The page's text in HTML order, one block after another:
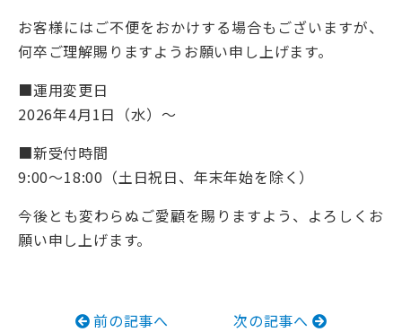
お客様にはご不便をおかけする場合もございますが、
何卒ご理解賜りますようお願い申し上げます。
■運用変更日
2026年4月1日（水）～
■新受付時間
9:00～18:00（土日祝日、年末年始を除く）
今後とも変わらぬご愛顧を賜りますよう、よろしくお
願い申し上げます。
前の記事へ 次の記事へ